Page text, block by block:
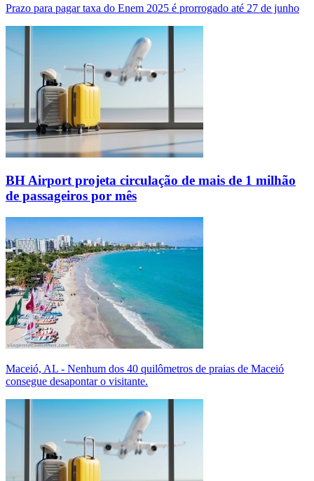
Prazo para pagar taxa do Enem 2025 é prorrogado até 27 de junho
BH Airport projeta circulação de mais de 1 milhão
de passageiros por mês
Maceió, AL - Nenhum dos 40 quilômetros de praias de Maceió
consegue desapontar o visitante.